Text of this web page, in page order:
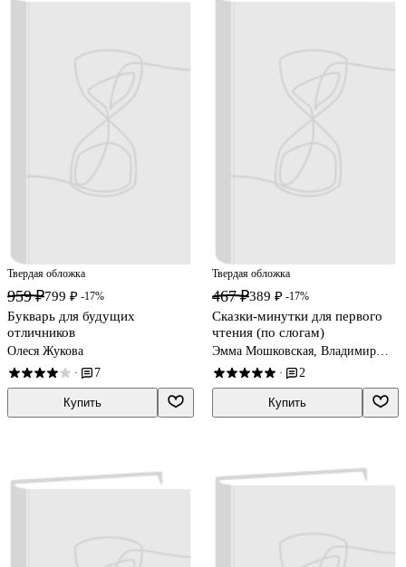
Твердая обложка
959 ₽799 ₽ -17%
Букварь для будущих
отличников
Олеся Жукова
· 7
Купить
Твердая обложка
467 ₽389 ₽ -17%
Сказки-минутки для первого
чтения (по слогам)
Эмма Мошковская, Владимир
Степанов, Леонид Яхнин
· 2
Купить